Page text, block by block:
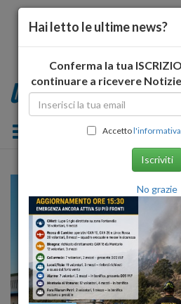
Toggle navigation
Hai letto le ultime news?
Conferma la tua
continuare a ricevere
Accettol'informativa
Iscriviti
No grazie